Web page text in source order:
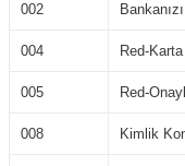
002
004 Red-
005 Red-
008 Kimlik